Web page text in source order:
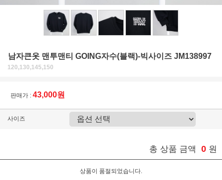
남자큰옷 맨투맨티 GOING자수(블랙)-빅사이즈 JM138997
120,130,145,150
판매가 : 43,000원
사이즈
총 상품 금액 0 원
상품이 품절되었습니다.